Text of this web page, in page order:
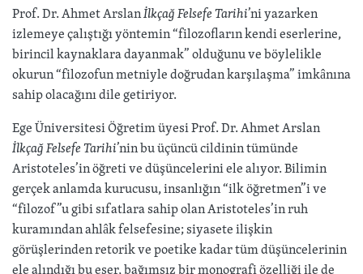
Prof. Dr. Ahmet Arslanİlkçağ Felsefe Tarihi’ni yazarken
izlemeye çalıştığı yöntemin “filozofların kendi eserlerine,
birincil kaynaklara dayanmak” olduğunu ve böylelikle
okurun “filozofun metniyle doğrudan karşılaşma” imkânına
sahip olacağını dile getiriyor.
Ege Üniversitesi Öğretim üyesi Prof. Dr. Ahmet Arslan
İlkçağ Felsefe Tarihi’nin bu üçüncü cildinin tümünde
Aristoteles’in öğreti ve düşüncelerini ele alıyor. Bilimin
gerçek anlamda kurucusu, insanlığın “ilk öğretmen”i ve
“filozof”u gibi sıfatlara sahip olan Aristoteles’in ruh
kuramından ahlâk felsefesine; siyasete ilişkin
görüşlerinden retorik ve poetike kadar tüm düşüncelerinin
ele alındığı bu eser, bağımsız bir monografi özelliği ile de